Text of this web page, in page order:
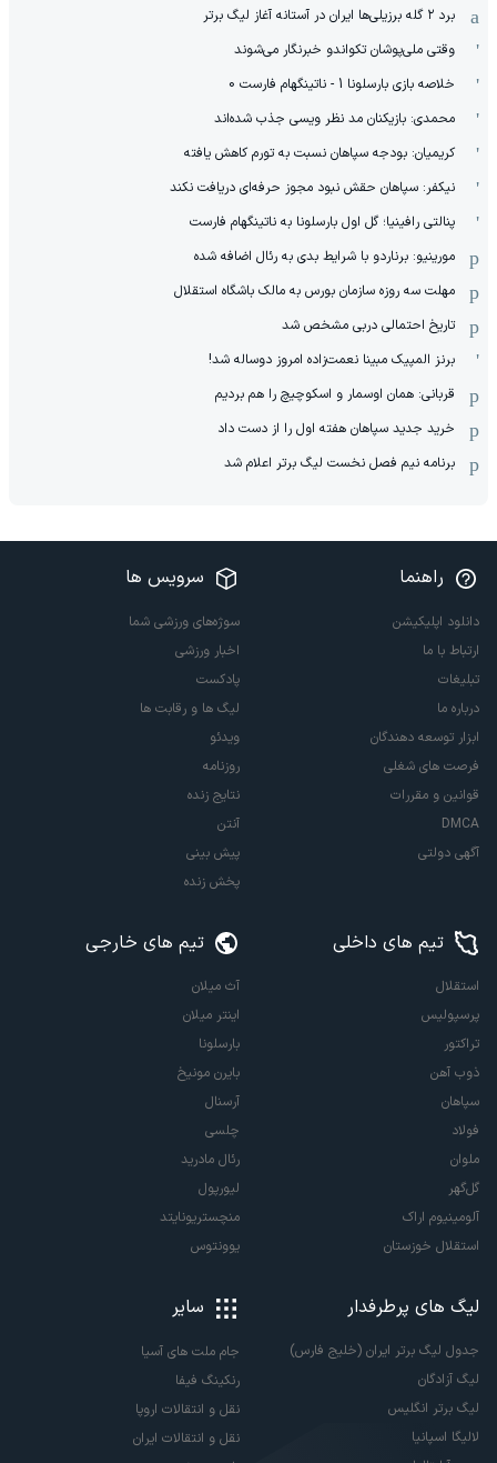
برد ۲ گله برزیلی‌ها ایران در آستانه آغاز لیگ برتر
وقتی ملی‌پوشان تکواندو خبرنگار می‌شوند
خلاصه بازی بارسلونا 1 - ناتینگهام فارست 0
محمدی: بازیکنان مد نظر ویسی جذب شده‌اند
کریمیان: بودجه سپاهان نسبت به تورم کاهش یافته
نیکفر: سپاهان حقش نبود مجوز حرفه‌ای دریافت نکند
پنالتی رافینیا؛ گل اول بارسلونا به ناتینگهام فارست
مورینیو: برناردو با شرایط بدی به رئال اضافه شده
مهلت سه روزه سازمان بورس به مالک باشگاه استقلال
تاریخ احتمالی دربی مشخص شد
برنز المپیک مبینا نعمت‌زاده امروز دوساله شد!
قربانی: همان اوسمار و اسکوچیچ را هم بردیم
خرید جدید سپاهان هفته اول را از دست داد
برنامه نیم فصل نخست لیگ برتر اعلام شد
راهنما
دانلود اپلیکیشن
ارتباط با ما
تبلیغات
درباره ما
ابزار توسعه دهندگان
فرصت های شغلی
قوانین و مقررات
DMCA
آگهی دولتی
سرویس ها
سوژه‌های ورزشی شما
اخبار ورزشی
پادکست
لیگ ها و رقابت ها
ویدئو
روزنامه
نتایج زنده
آنتن
پیش بینی
پخش زنده
تیم های داخلی
استقلال
پرسپولیس
تراکتور
ذوب آهن
سپاهان
فولاد
ملوان
گل‌گهر
آلومینیوم اراک
استقلال خوزستان
تیم های خارجی
آث میلان
اینتر میلان
بارسلونا
بایرن مونیخ
آرسنال
چلسی
رئال مادرید
لیورپول
منچستریونایتد
یوونتوس
لیگ های پرطرفدار
جدول لیگ برتر ایران (خلیج فارس)
لیگ آزادگان
لیگ برتر انگلیس
لالیگا اسپانیا
سایر
جام ملت های آسیا
رنکینگ فیفا
نقل و انتقالات اروپا
نقل و انتقالات ایران